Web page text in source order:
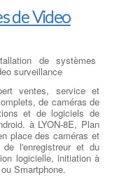
ou remplacer
d'alimentation sur
Vérification des
d'alimentation de
Alimentation - à
du Bloc
de l'Ordinateur -
Alimentation - à
entre 300 watts
certifications pour
- Nettoyage de la
satisfaction est notre
sur Ordi
ventilation et
Pc portable: Un
du ventilateur
portable ou du
transfert thermique
anodin, mais si
surchauffe trop
Tout-En-
: Choisir son PC
:rapide, puissant et
le temps. Un PC
doit être confortable à
un grand écran de
un clavier et une
adaptés aux
courantes, avec
périphériques
connectés, comme
et le scanner
le rajout ou le
de Video
ventes, service et
de caméras de
et de logiciels de
à LYON-8E, Plan
place des caméras et
de l'enregistreur et du
logicielle, initiation à
Smartphone.